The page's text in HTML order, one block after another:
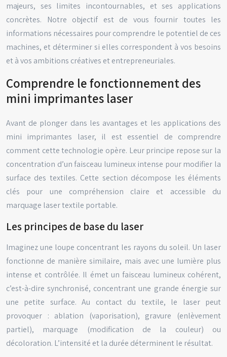
majeurs, ses limites incontournables, et ses applications
concrètes. Notre objectif est de vous fournir toutes les
informations nécessaires pour comprendre le potentiel de ces
machines, et déterminer si elles correspondent à vos besoins
et à vos ambitions créatives et entrepreneuriales.
Comprendre le fonctionnement des
mini imprimantes laser
Avant de plonger dans les avantages et les applications des
mini imprimantes laser, il est essentiel de comprendre
comment cette technologie opère. Leur principe repose sur la
concentration d’un faisceau lumineux intense pour modifier la
surface des textiles. Cette section décompose les éléments
clés pour une compréhension claire et accessible du
marquage laser textile portable.
Les principes de base du laser
Imaginez une loupe concentrant les rayons du soleil. Un laser
fonctionne de manière similaire, mais avec une lumière plus
intense et contrôlée. Il émet un faisceau lumineux cohérent,
c’est-à-dire synchronisé, concentrant une grande énergie sur
une petite surface. Au contact du textile, le laser peut
provoquer : ablation (vaporisation), gravure (enlèvement
partiel), marquage (modification de la couleur) ou
décoloration. L’intensité et la durée déterminent le résultat.